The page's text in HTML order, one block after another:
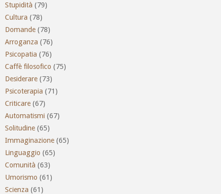
Stupidità (79)
Cultura (78)
Domande (78)
Arroganza (76)
Psicopatia (76)
Caffè filosofico (75)
Desiderare (73)
Psicoterapia (71)
Criticare (67)
Automatismi (67)
Solitudine (65)
Immaginazione (65)
Linguaggio (65)
Comunità (63)
Umorismo (61)
Scienza (61)